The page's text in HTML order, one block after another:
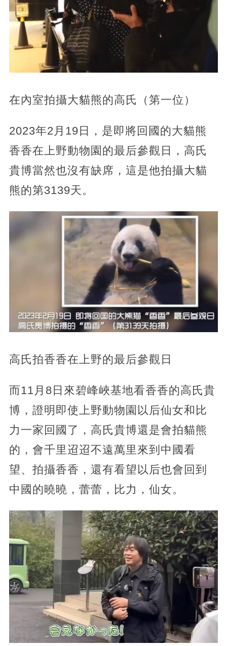
在內室拍攝大貓熊的高氏（第一位）
2023年2月19日，是即將回國的大貓熊
香香在上野動物園的最后參觀日，高氏
貴博當然也沒有缺席，這是他拍攝大貓
熊的第3139天。
高氏拍香香在上野的最后參觀日
而11月8日來碧峰峽基地看香香的高氏貴
博，證明即使上野動物園以后仙女和比
力一家回國了，高氏貴博還是會拍貓熊
的，會千里迢迢不遠萬里來到中國看
望、拍攝香香，還有看望以后也會回到
中國的曉曉，蕾蕾，比力，仙女。